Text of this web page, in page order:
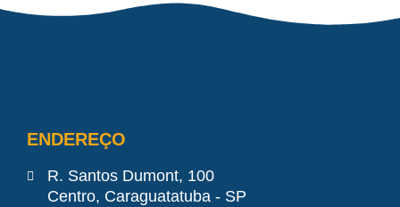
ENDEREÇO
R. Santos Dumont, 100
Centro, Caraguatatuba - SP